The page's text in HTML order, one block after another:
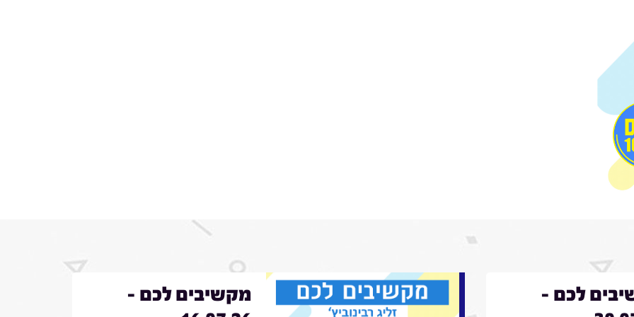
לכם -
מקשיבים לכם -